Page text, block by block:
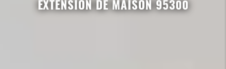
EXTENSION DE MAISON 95300